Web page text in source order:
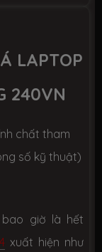
LAPTOP
240VN
chất tham
số kỹ thuật)
bao giờ là hết
xuất hiện như